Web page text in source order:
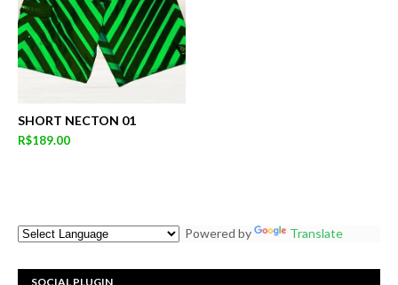
SHORT NECTON 01
R$189.00
Powered by Translate
SOCIAL PLUGIN